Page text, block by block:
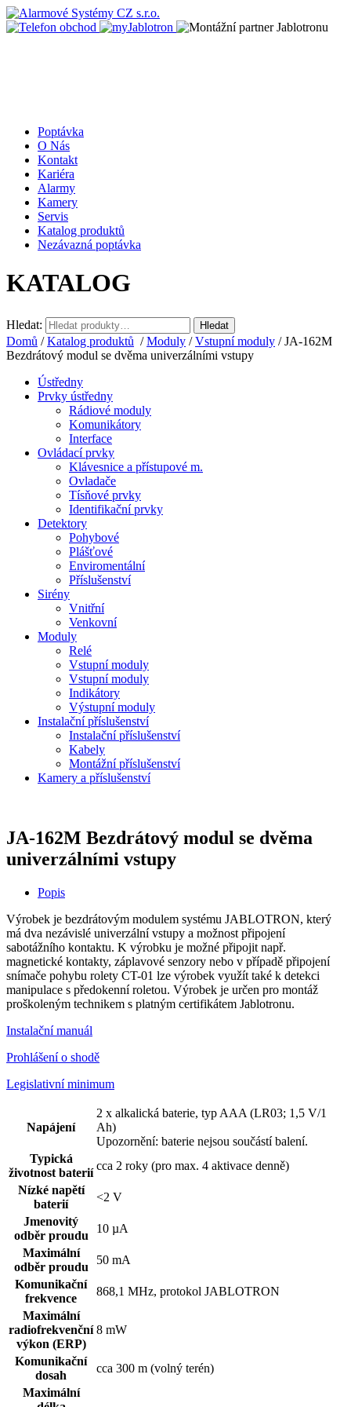
Poptávka
O Nás
Kontakt
Kariéra
Alarmy
Kamery
Servis
Katalog produktů
Nezávazná poptávka
KATALOG
Hledat: Hledat
Domů /Katalog produktů /Moduly /Vstupní moduly / JA-162M
Bezdrátový modul se dvěma univerzálními vstupy
Ústředny
Prvky ústředny
Rádiové moduly
Komunikátory
Interface
Ovládací prvky
Klávesnice a přístupové m.
Ovladače
Tísňové prvky
Identifikační prvky
Detektory
Pohybové
Plášťové
Enviromentální
Příslušenství
Sirény
Vnitřní
Venkovní
Moduly
Relé
Vstupní moduly
Vstupní moduly
Indikátory
Výstupní moduly
Instalační příslušenství
Instalační příslušenství
Kabely
Montážní příslušenství
Kamery a příslušenství
JA-162M Bezdrátový modul se dvěma
univerzálními vstupy
Popis
Výrobek je bezdrátovým modulem systému JABLOTRON, který
má dva nezávislé univerzální vstupy a možnost připojení
sabotážního kontaktu. K výrobku je možné připojit např.
magnetické kontakty, záplavové senzory nebo v případě připojení
snímače pohybu rolety CT-01 lze výrobek využít také k detekci
manipulace s předokenní roletou. Výrobek je určen pro montáž
proškoleným technikem s platným certifikátem Jablotronu.
Instalační manuál
Prohlášení o shodě
Legislativní minimum
Napájení
2 x alkalická baterie, typ AAA (LR03; 1,5 V/1
Ah)
Upozornění: baterie nejsou součástí balení.
Typická
životnost baterií
cca 2 roky (pro max. 4 aktivace denně)
Nízké napětí
baterií
<2 V
Jmenovitý
odběr proudu
10 µA
Maximální
odběr proudu
50 mA
Komunikační
frekvence
868,1 MHz, protokol JABLOTRON
Maximální
radiofrekvenční
výkon (ERP)
8 mW
Komunikační
dosah
cca 300 m (volný terén)
Maximální